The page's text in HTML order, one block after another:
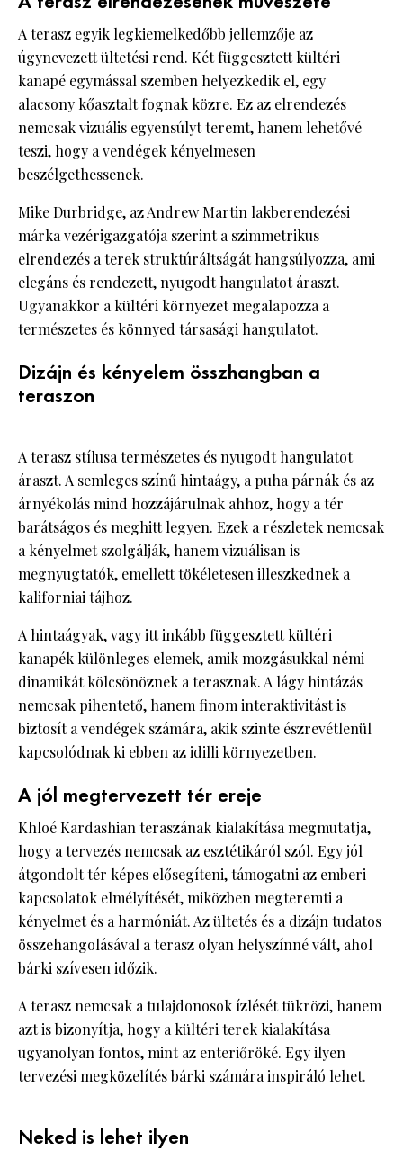
A terasz egyik legkiemelkedőbb jellemzője az
úgynevezett ültetési rend. Két függesztett kültéri
kanapé egymással szemben helyezkedik el, egy
alacsony kőasztalt fognak közre. Ez az elrendezés
nemcsak vizuális egyensúlyt teremt, hanem lehetővé
teszi, hogy a vendégek kényelmesen
beszélgethessenek.
Mike Durbridge, az Andrew Martin lakberendezési
márka vezérigazgatója szerint a szimmetrikus
elrendezés a terek struktúráltságát hangsúlyozza, ami
elegáns és rendezett, nyugodt hangulatot áraszt.
Ugyanakkor a kültéri környezet megalapozza a
természetes és könnyed társasági hangulatot.
Dizájn és kényelem összhangban a
teraszon
A terasz stílusa természetes és nyugodt hangulatot
áraszt. A semleges színű hintaágy, a puha párnák és az
árnyékolás mind hozzájárulnak ahhoz, hogy a tér
barátságos és meghitt legyen. Ezek a részletek nemcsak
a kényelmet szolgálják, hanem vizuálisan is
megnyugtatók, emellett tökéletesen illeszkednek a
kaliforniai tájhoz.
A hintaágyak, vagy itt inkább függesztett kültéri
kanapék különleges elemek, amik mozgásukkal némi
dinamikát kölcsönöznek a terasznak. A lágy hintázás
nemcsak pihentető, hanem finom interaktivitást is
biztosít a vendégek számára, akik szinte észrevétlenül
kapcsolódnak ki ebben az idilli környezetben.
A jól megtervezett tér ereje
Khloé Kardashian teraszának kialakítása megmutatja,
hogy a tervezés nemcsak az esztétikáról szól. Egy jól
átgondolt tér képes elősegíteni, támogatni az emberi
kapcsolatok elmélyítését, miközben megteremti a
kényelmet és a harmóniát. Az ültetés és a dizájn tudatos
összehangolásával a terasz olyan helyszínné vált, ahol
bárki szívesen időzik.
A terasz nemcsak a tulajdonosok ízlését tükrözi, hanem
azt is bizonyítja, hogy a kültéri terek kialakítása
ugyanolyan fontos, mint az enteriőröké. Egy ilyen
tervezési megközelítés bárki számára inspiráló lehet.
Neked is lehet ilyen